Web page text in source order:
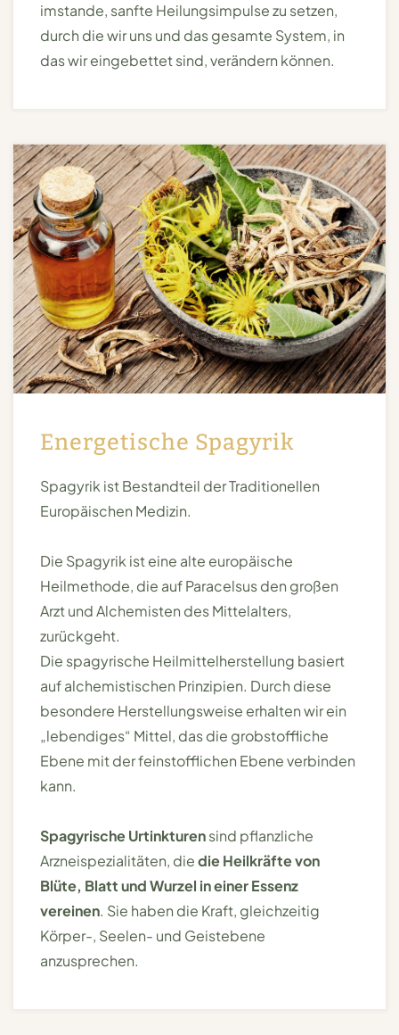
imstande, sanfte Heilungsimpulse zu setzen,
durch die wir uns und das gesamte System, in
das wir eingebettet sind, verändern können.
Energetische Spagyrik
Spagyrik ist Bestandteil der Traditionellen
Europäischen Medizin.
Die Spagyrik ist eine alte europäische
Heilmethode, die auf Paracelsus den großen
Arzt und Alchemisten des Mittelalters,
zurückgeht.
Die spagyrische Heilmittelherstellung basiert
auf alchemistischen Prinzipien. Durch diese
besondere Herstellungsweise erhalten wir ein
„lebendiges“ Mittel, das die grobstoffliche
Ebene mit der feinstofflichen Ebene verbinden
kann.
Spagyrische Urtinkturensind pflanzliche
Arzneispezialitäten, diedie Heilkräfte von
Blüte, Blatt und Wurzel in einer Essenz
vereinen. Sie haben die Kraft, gleichzeitig
Körper-, Seelen- und Geistebene
anzusprechen.